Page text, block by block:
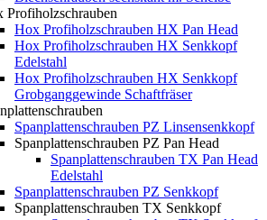
Profiholzschrauben
Hox Profiholzschrauben HX Pan Head
Hox Profiholzschrauben HX Senkkopf
Edelstahl
Hox Profiholzschrauben HX Senkkopf
Grobganggewinde Schaftfräser
Spanplattenschrauben PZ Linsensenkkopf
Spanplattenschrauben PZ Pan Head
Spanplattenschrauben TX Pan Head
Edelstahl
Spanplattenschrauben PZ Senkkopf
Spanplattenschrauben TX Senkkopf